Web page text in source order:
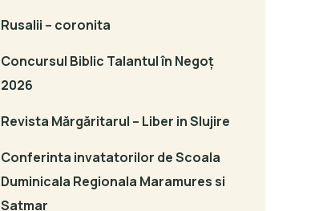
Rusalii – coronita
Concursul Biblic Talantul în Negoț
2026
Revista Mărgăritarul – Liber in Slujire
Conferinta invatatorilor de Scoala
Duminicala Regionala Maramures si
Satmar